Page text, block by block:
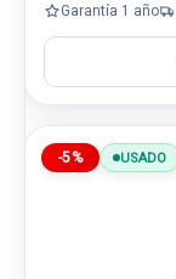
Garantía 1 año
-5% USADO